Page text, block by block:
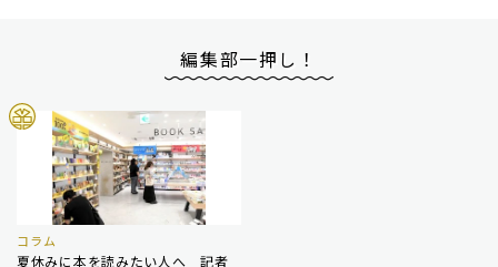
編集部一押し！
コラム
夏休みに本を読みたい人へ 記者